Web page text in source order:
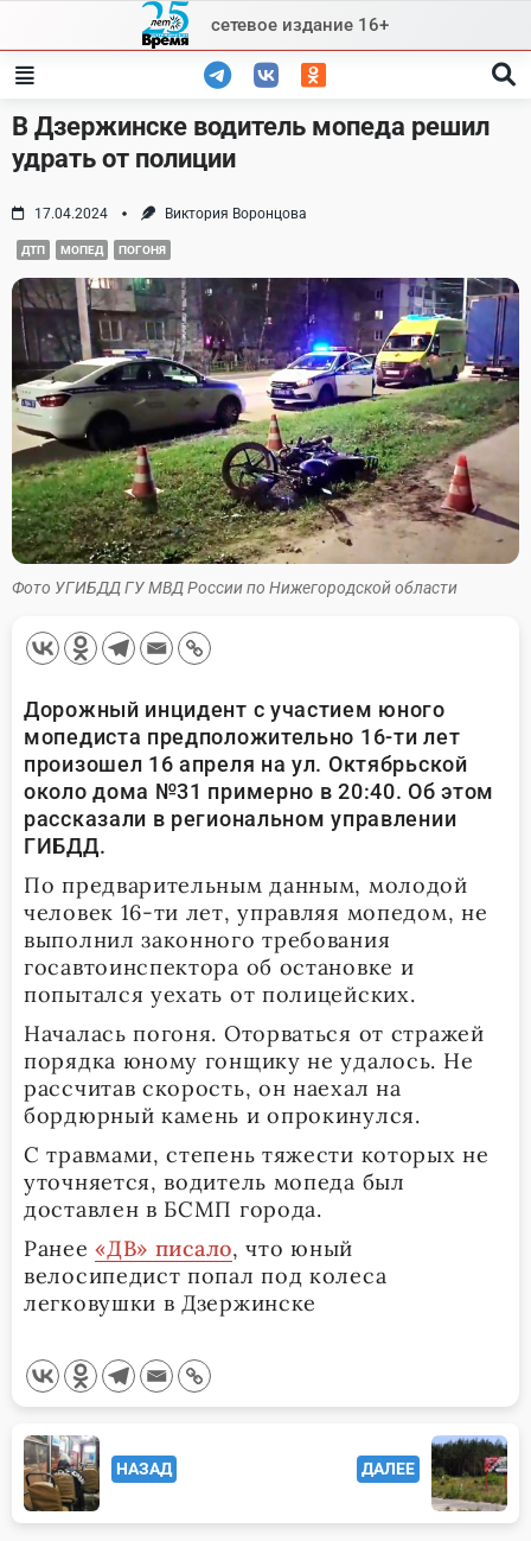
content
сетевое издание 16+
В Дзержинске водитель мопеда решил
удрать от полиции
17.04.2024 Виктория Воронцова
ДТП МОПЕД ПОГОНЯ
Фото УГИБДД ГУ МВД России по Нижегородской области
Дорожный инцидент с участием юного
мопедиста предположительно 16-ти лет
произошел 16 апреля на ул. Октябрьской
около дома №31 примерно в 20:40. Об этом
рассказали в региональном управлении
ГИБДД.
По предварительным данным, молодой
человек 16-ти лет, управляя мопедом, не
выполнил законного требования
госавтоинспектора об остановке и
попытался уехать от полицейских.
Началась погоня. Оторваться от стражей
порядка юному гонщику не удалось. Не
рассчитав скорость, он наехал на
бордюрный камень и опрокинулся.
С травмами, степень тяжести которых не
уточняется, водитель мопеда был
доставлен в БСМП города.
Ранее«ДВ» писало, что юный
велосипедист попал под колеса
легковушки в Дзержинске
<span
class="nav-
subtitle
НАЗАД ДАЛЕЕ